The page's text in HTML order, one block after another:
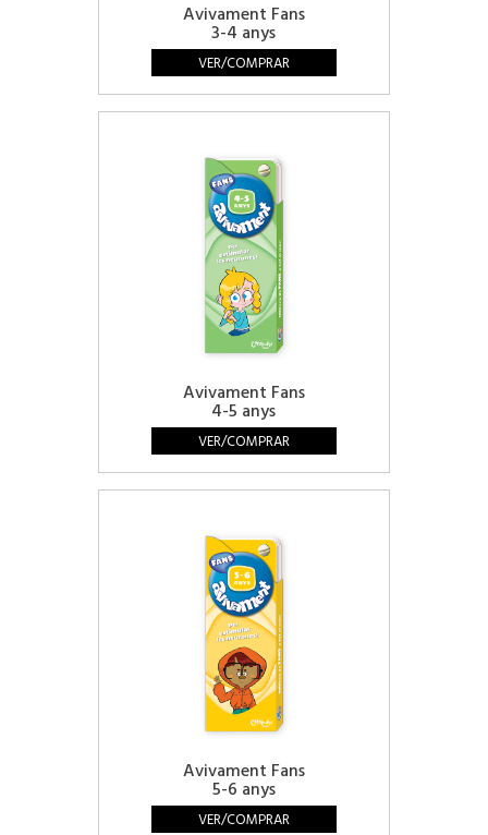
Avivament Fans
3-4 anys
VER/COMPRAR
Avivament Fans
4-5 anys
VER/COMPRAR
Avivament Fans
5-6 anys
VER/COMPRAR